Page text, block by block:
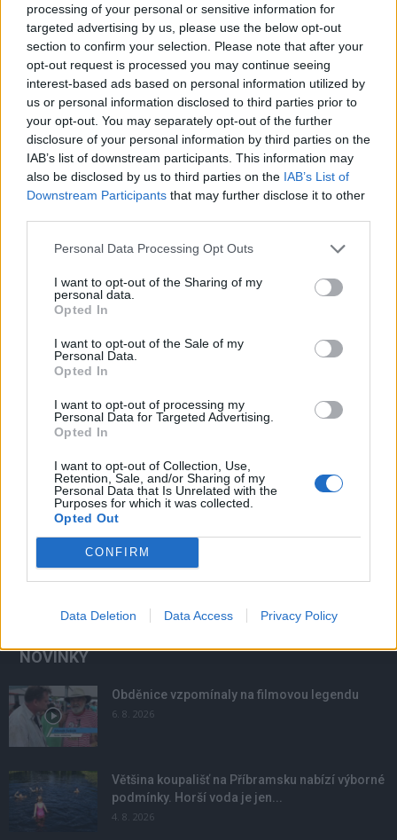
processing of your personal or sensitive information for
targeted advertising by us, please use the below opt-out
section to confirm your selection. Please note that after your
opt-out request is processed you may continue seeing
interest-based ads based on personal information utilized by
us or personal information disclosed to third parties prior to
your opt-out. You may separately opt-out of the further
disclosure of your personal information by third parties on the
IAB’s list of downstream participants. This information may
also be disclosed by us to third parties on the IAB’s List of
Downstream Participants that may further disclose it to other
Personal Data Processing Opt Outs
I want to opt-out of the Sharing of my
personal data.
Opted In
I want to opt-out of the Sale of my
Personal Data.
Opted In
I want to opt-out of processing my
Personal Data for Targeted Advertising.
Opted In
I want to opt-out of Collection, Use,
Retention, Sale, and/or Sharing of my
Personal Data that Is Unrelated with the
Purposes for which it was collected.
Opted Out
CONFIRM
Data Deletion Data Access Privacy Policy
VÍCE OD AUTORA
Rožmitálsko
Rožmitálští hasiči sbírají ocenění
i reprezentují město doma i v zahraničí
Kultura
Rožmitálský zámek představí obrazy
Ivana Bukovského. Vernisáž doplní
koncert i fotografická výstava
Rožmitálsko
značení přibude u školy a v centru města
NOVINKY
Obděnice vzpomínaly na filmovou legendu
6. 8. 2026
Většina koupališť na Příbramsku nabízí výborné
podmínky. Horší voda je jen...
4. 8. 2026